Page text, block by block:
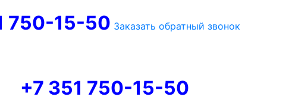
750-15-50 Заказать обратный звонок
+7 351 750-15-50